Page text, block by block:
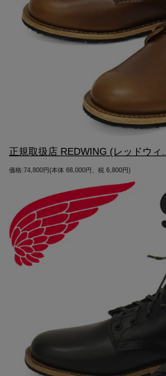
正規取扱店 REDWING (レッドウィ...
価格:74,800円(本体 68,000円、税 6,800円)